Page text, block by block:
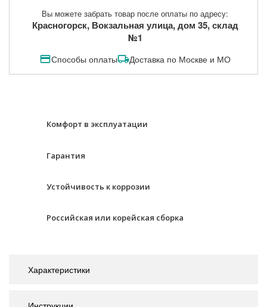
Вы можете забрать товар после оплаты по адресу:
Красногорск, Вокзальная улица, дом 35, склад
№1
Способы оплаты Доставка по Москве и МО
Комфорт в эксплуатации
Гарантия
Устойчивость к коррозии
Российская или корейская сборка
Характеристики